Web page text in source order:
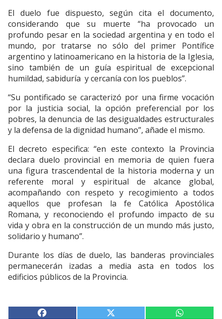
El duelo fue dispuesto, según cita el documento,
considerando que su muerte “ha provocado un
profundo pesar en la sociedad argentina y en todo el
mundo, por tratarse no sólo del primer Pontífice
argentino y latinoamericano en la historia de la Iglesia,
sino también de un guía espiritual de excepcional
humildad, sabiduría y cercanía con los pueblos”.
“Su pontificado se caracterizó por una firme vocación
por la justicia social, la opción preferencial por los
pobres, la denuncia de las desigualdades estructurales
y la defensa de la dignidad humano”, añade el mismo.
El decreto especifica: “en este contexto la Provincia
declara duelo provincial en memoria de quien fuera
una figura trascendental de la historia moderna y un
referente moral y espiritual de alcance global,
acompañando con respeto y recogimiento a todos
aquellos que profesan la fe Católica Apostólica
Romana, y reconociendo el profundo impacto de su
vida y obra en la construcción de un mundo más justo,
solidario y humano”.
Durante los días de duelo, las banderas provinciales
permanecerán izadas a media asta en todos los
edificios públicos de la Provincia.